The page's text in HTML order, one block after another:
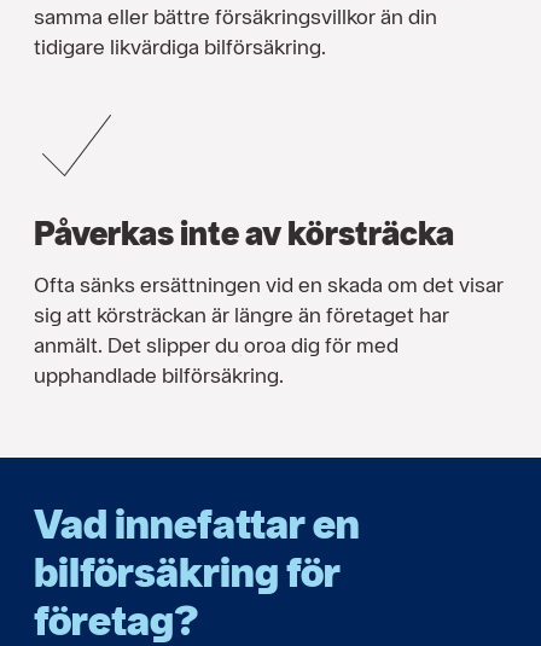
samma eller bättre försäkringsvillkor än din
tidigare likvärdiga bilförsäkring.
Påverkas inte av körsträcka
Ofta sänks ersättningen vid en skada om det visar
sig att körsträckan är längre än företaget har
anmält. Det slipper du oroa dig för med
upphandlade bilförsäkring.
Vad innefattar en
bilförsäkring för
företag?